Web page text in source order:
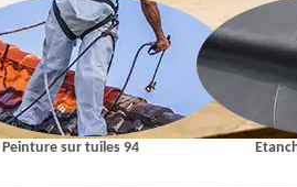
Peinture sur tuiles 94